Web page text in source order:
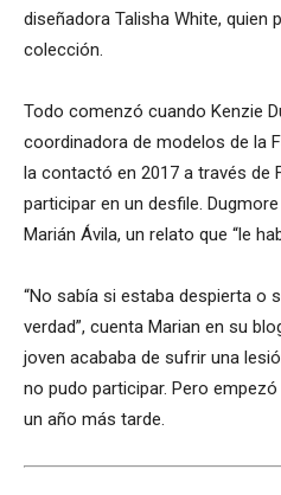
diseñadora Talisha White, quien
colección.
Todo comenzó cuando Kenzie
coordinadora de modelos de la
la contactó en 2017 a través de
participar en un desfile.
Marián Ávila, un relato que “le
“No sabía si estaba despierta o
verdad”, cuenta Marian en su
joven acababa de sufrir una
no pudo participar. Pero
un año más tarde.